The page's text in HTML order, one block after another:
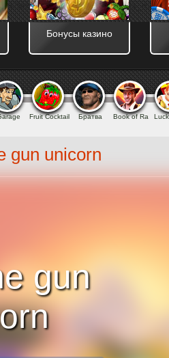
templates/main/css/
Бонусы казино
Fruit Cocktail Братва Book of Ra
gun unicorn
gun